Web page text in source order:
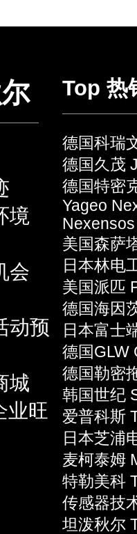
境
会
动预
城
业旺
Top 热
德国科瑞
德国久茂
德国特密
Yageo
Nexensos
美国森萨
日本林电
美国派匹
德国海因
日本富士
德国GLW
德国勒密
韩国世纪
爱普科斯
日本芝浦
麦柯泰姆
特勒美科
传感器技
坦泼秋尔